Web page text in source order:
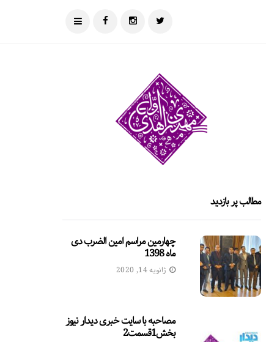
مطالب پر بازدید
چهارمین مراسم امین الضرب دی
ماه 1398
ژانویه 14, 2020
مصاحبه با سایت خبری دیدار نیوز
بخش1قسمت2